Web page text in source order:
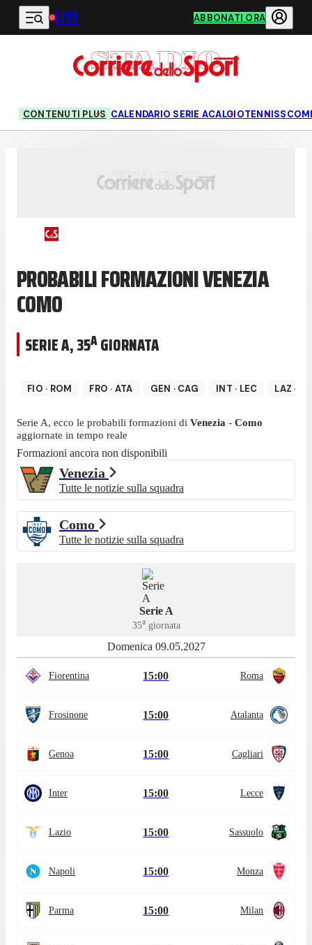
Vai al contenuto principale
LIVE ABBONATI ORA
CONTENUTI PLUS CALENDARIO SERIE ACALCIOTENNIS
PROBABILI FORMAZIONI VENEZIA
COMO
SERIE A,35AGIORNATA
FIO · ROM FRO · ATA GEN · CAG INT · LEC LAZ ·
Serie A, ecco le probabili formazioni di Venezia - Como
aggiornate in tempo reale
Formazioni ancora non disponibili
Venezia
Tutte le notizie sulla squadra
Como
Tutte le notizie sulla squadra
Serie A
35agiornata
Domenica 09.05.2027
Fiorentina 15:00 Roma
Frosinone 15:00 Atalanta
Genoa 15:00 Cagliari
Inter 15:00 Lecce
Lazio 15:00 Sassuolo
Napoli 15:00 Monza
Parma 15:00 Milan